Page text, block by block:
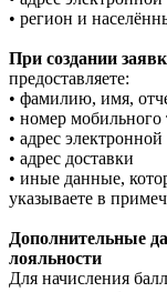
• регион и
При создании
предоставляете:
• фамилию, имя,
• номер мобильного
• адрес
• адрес доставки
• иные данные,
указываете в
Дополнительные
лояльности
Для начисления